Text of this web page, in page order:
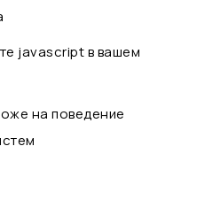
javascript в вашем
на поведение